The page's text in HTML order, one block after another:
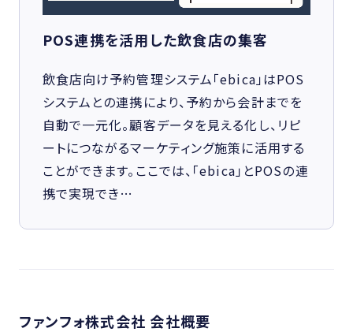
POS連携を活用した飲食店の集客
飲食店向け予約管理システム「ebica」はPOS
システムとの連携により、予約から会計までを
自動で一元化。顧客データを見える化し、リピ
ートにつながるマーケティング施策に活用する
ことができます。ここでは、「ebica」とPOSの連
携で実現でき…
ファンフォ株式会社 会社概要